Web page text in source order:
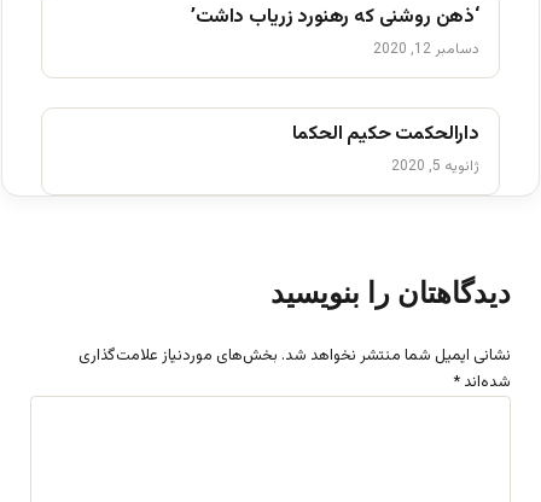
‘ذهن روشنی که رهنورد زریاب داشت’
دسامبر 12, 2020
دارالحکمت حکیم الحکما
ژانویه 5, 2020
دیدگاهتان را بنویسید
نشانی ایمیل شما منتشر نخواهد شد. بخش‌های موردنیاز علامت‌گذاری
شده‌اند *